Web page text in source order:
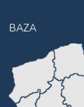
BAZA